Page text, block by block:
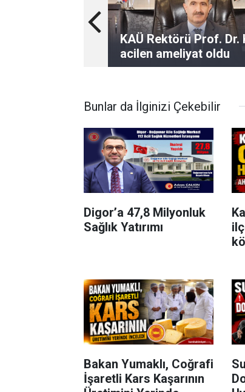
KAÜ Rektörü Prof. Dr.
acilen ameliyat oldu
Bunlar da İlginizi Çekebilir
Digor’a 47,8 Milyonluk
Sağlık Yatırımı
Bakan Yumaklı, Coğrafi
İşaretli Kars Kaşarının